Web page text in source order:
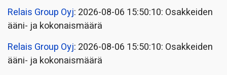
Relais Group Oyj: 2026-08-06 15:50:10: Osakkeiden
ääni- ja kokonaismäärä
Relais Group Oyj: 2026-08-06 15:50:10: Osakkeiden
ääni- ja kokonaismäärä